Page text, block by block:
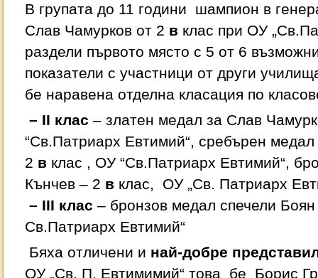
В групата до 11 години шампион в
Слав Чамурков от 2 в клас при ОУ
раздели първото място с 5 от 6
показатели с участници от други
бе наравена отделна класация по
– II клас – златен медал за Слав
“Св.Патриарх Евтимий“, сребърен
2 в клас , ОУ “Св.Патриарх Евтимий“,
Кънчев – 2 в клас, ОУ „Св. Патриарх
– III клас – бронзов медал спечели
Св.Патриарх Евтимий“
Бяха отличени и най-добре
ОУ „Св. П. Евтимимий“ това бе Борис